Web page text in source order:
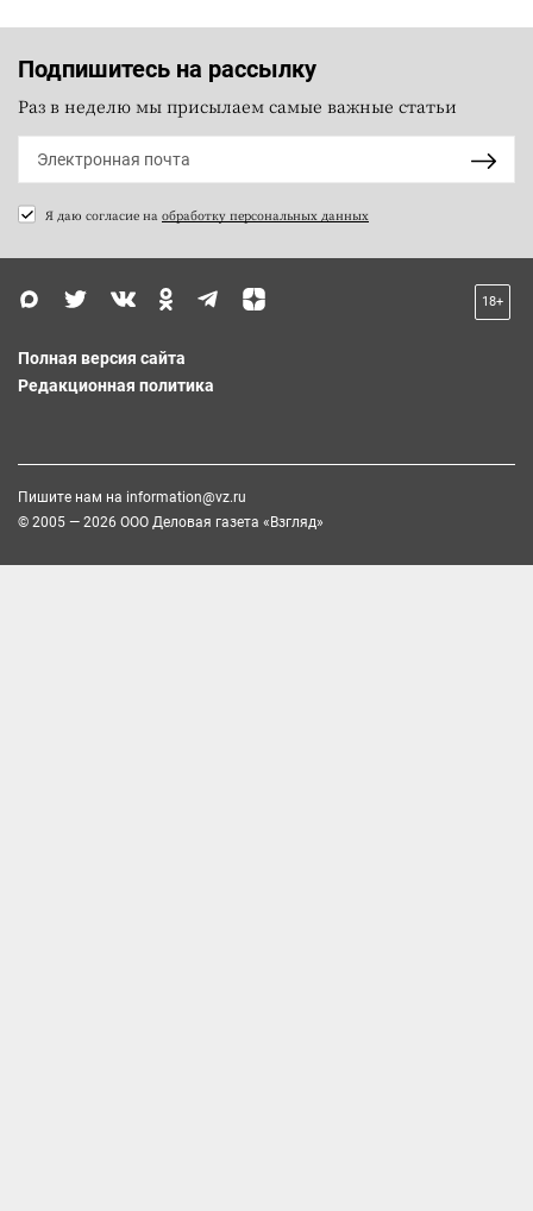
Подпишитесь на рассылку
Раз в неделю мы присылаем самые важные статьи
Я даю согласие на обработку персональных данных
18+
Полная версия сайта
Редакционная политика
Пишите нам на information@vz.ru
© 2005 — 2026 ООО Деловая газета «Взгляд»